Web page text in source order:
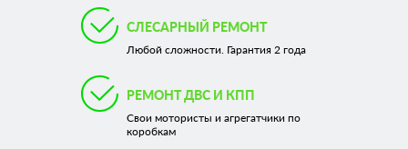
СЛЕСАРНЫЙ РЕМОНТ
Любой сложности. Гарантия 2 года
РЕМОНТ ДВС И КПП
Свои мотористы и агрегатчики по
коробкам